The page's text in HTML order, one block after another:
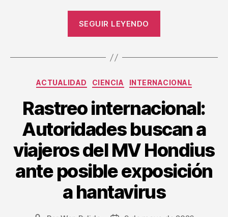
SEGUIR LEYENDO
ACTUALIDAD CIENCIA INTERNACIONAL
Rastreo internacional:
Autoridades buscan a
viajeros del MV Hondius
ante posible exposición
a hantavirus